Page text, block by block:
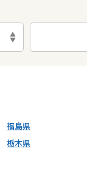
福島県
栃木県